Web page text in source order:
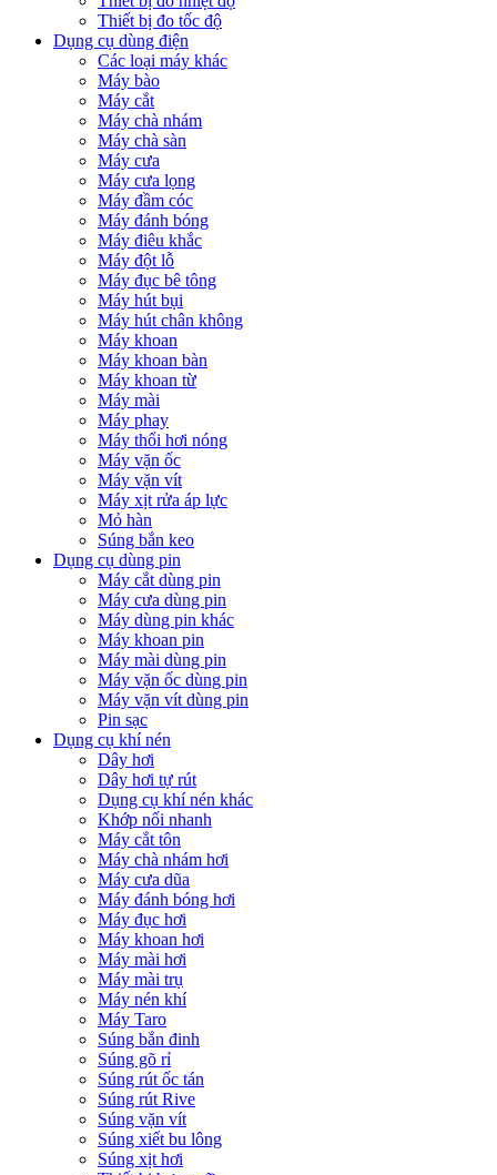
Thiết bị đo tốc độ
Dụng cụ dùng điện
Các loại máy khác
Máy bào
Máy cắt
Máy chà nhám
Máy chà sàn
Máy cưa
Máy cưa lọng
Máy đầm cóc
Máy đánh bóng
Máy điêu khắc
Máy đột lỗ
Máy đục bê tông
Máy hút bụi
Máy hút chân không
Máy khoan
Máy khoan bàn
Máy khoan từ
Máy mài
Máy phay
Máy thổi hơi nóng
Máy vặn ốc
Máy vặn vít
Máy xịt rửa áp lực
Mỏ hàn
Súng bắn keo
Dụng cụ dùng pin
Máy cắt dùng pin
Máy cưa dùng pin
Máy dùng pin khác
Máy khoan pin
Máy mài dùng pin
Máy vặn ốc dùng pin
Máy vặn vít dùng pin
Pin sạc
Dụng cụ khí nén
Dây hơi
Dây hơi tự rút
Dụng cụ khí nén khác
Khớp nối nhanh
Máy cắt tôn
Máy chà nhám hơi
Máy cưa dũa
Máy đánh bóng hơi
Máy đục hơi
Máy khoan hơi
Máy mài hơi
Máy mài trụ
Máy nén khí
Máy Taro
Súng bắn đinh
Súng gõ rỉ
Súng rút ốc tán
Súng rút Rive
Súng vặn vít
Súng xiết bu lông
Súng xịt hơi